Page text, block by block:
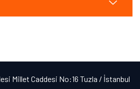
Millet Caddesi No:16 Tuzla / İstanbul